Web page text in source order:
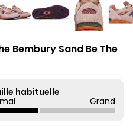
Bembury Sand Be The
habituelle
Grand